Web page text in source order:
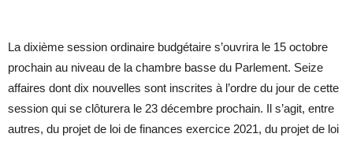
La dixième session ordinaire budgétaire s’ouvrira le 15 octobre
prochain au niveau de la chambre basse du Parlement. Seize
affaires dont dix nouvelles sont inscrites à l’ordre du jour de cette
session qui se clôturera le 23 décembre prochain. Il s’agit, entre
autres, du projet de loi de finances exercice 2021, du projet de loi